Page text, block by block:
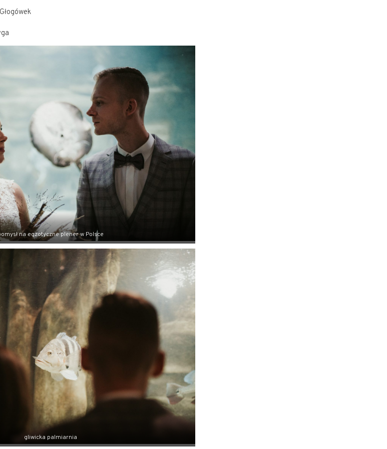
na egzotyczne plener w Polsce
gliwicka palmiarnia